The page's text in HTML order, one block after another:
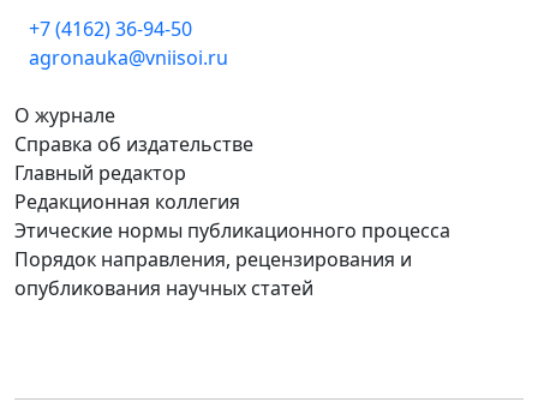
+7 (4162) 36-94-50
agronauka@vniisoi.ru
О журнале
Справка об издательстве
Главный редактор
Редакционная коллегия
Этические нормы публикационного процесса
Порядок направления, рецензирования и
опубликования научных статей